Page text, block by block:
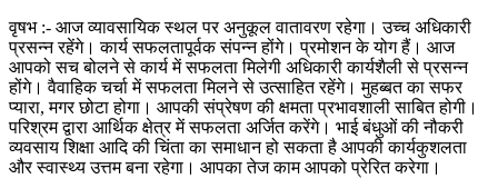
वृषभ :- आज व्यावसायिक स्थल पर अनुकूल वातावरण रहेगा। उच्च अधिकारी
प्रसन्न रहेंगे। कार्य सफलतापूर्वक संपन्न होंगे। प्रमोशन के योग हैं। आज
आपको सच बोलने से कार्य में सफलता मिलेगी अधिकारी कार्यशैली से प्रसन्न
होंगे। वैवाहिक चर्चा में सफलता मिलने से उत्साहित रहेंगे। मुहब्बत का सफर
प्यारा, मगर छोटा होगा। आपकी संप्रेषण की क्षमता प्रभावशाली साबित होगी।
परिश्रम द्वारा आर्थिक क्षेत्र में सफलता अर्जित करेंगे। भाई बंधुओं की नौकरी
व्यवसाय शिक्षा आदि की चिंता का समाधान हो सकता है आपकी कार्यकुशलता
और स्वास्थ्य उत्तम बना रहेगा। आपका तेज काम आपको प्रेरित करेगा।